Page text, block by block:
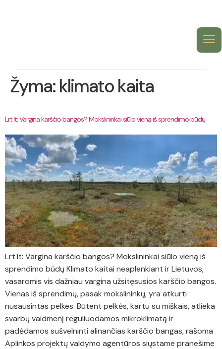
Žyma:klimato kaita
Lrt.lt: Vargina karščio bangos? Mokslininkai siūlo vieną iš sprendimo būdų
Lrt.lt: Vargina karščio bangos? Mokslininkai siūlo vieną iš
sprendimo būdų Klimato kaitai neaplenkiant ir Lietuvos,
vasaromis vis dažniau vargina užsitęsusios karščio bangos.
Vienas iš sprendimų, pasak mokslininkų, yra atkurti
nusausintas pelkes. Būtent pelkės, kartu su miškais, atlieka
svarbų vaidmenį reguliuodamos mikroklimatą ir
padėdamos sušvelninti alinančias karščio bangas, rašoma
Aplinkos projektų valdymo agentūros siųstame pranešime